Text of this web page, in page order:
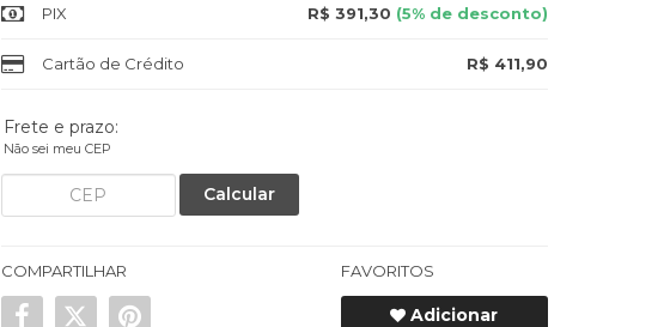
PIX R$ 391,30 (5% de desconto)
Cartão de Crédito R$ 411,90
Frete e prazo:
Não sei meu CEP
Calcular
COMPARTILHAR FAVORITOS
Adicionar